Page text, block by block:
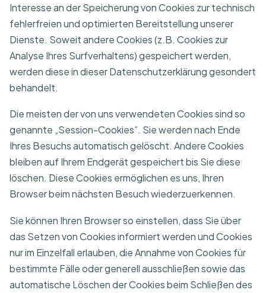
Interesse an der Speicherung von Cookies zur technisch
fehlerfreien und optimierten Bereitstellung unserer
Dienste. Soweit andere Cookies (z.B. Cookies zur
Analyse Ihres Surfverhaltens) gespeichert werden,
werden diese in dieser Datenschutzerklärung gesondert
behandelt.
Die meisten der von uns verwendeten Cookies sind so
genannte „Session-Cookies”. Sie werden nach Ende
Ihres Besuchs automatisch gelöscht. Andere Cookies
bleiben auf Ihrem Endgerät gespeichert bis Sie diese
löschen. Diese Cookies ermöglichen es uns, Ihren
Browser beim nächsten Besuch wiederzuerkennen.
Sie können Ihren Browser so einstellen, dass Sie über
das Setzen von Cookies informiert werden und Cookies
nur im Einzelfall erlauben, die Annahme von Cookies für
bestimmte Fälle oder generell ausschließen sowie das
automatische Löschen der Cookies beim Schließen des